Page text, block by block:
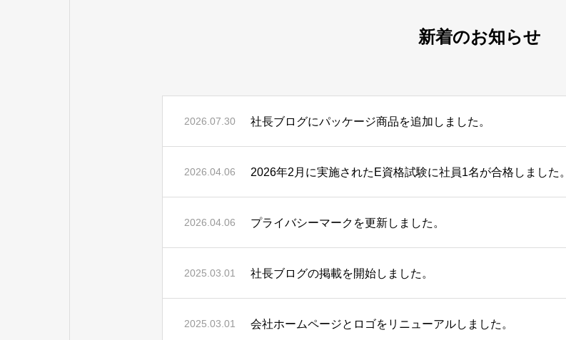
新着のお知らせ
2026.07.30 社長ブログにパッケージ商品を追加しました。
2026.04.06 2026年2月に実施されたE資格試験に社員1名が合格しました。
2026.04.06 プライバシーマークを更新しました。
2025.03.01 社長ブログの掲載を開始しました。
2025.03.01 会社ホームページとロゴをリニューアルしました。